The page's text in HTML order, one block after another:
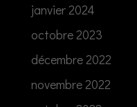
janvier 2024
octobre 2023
décembre 2022
novembre 2022